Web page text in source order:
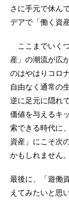
さに手元で休ん
デアで「働く資
ここまでいく
産」の潮流が広
のはやはりコロ
自由なく通常の
逆に足元に隠れ
価値を与えるキ
索できる時代に
資産」にこそ次
かもしれません。
最後に、「遊働
えてみたいと思